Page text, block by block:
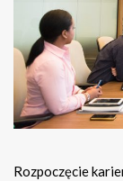
Rozpoczęcie